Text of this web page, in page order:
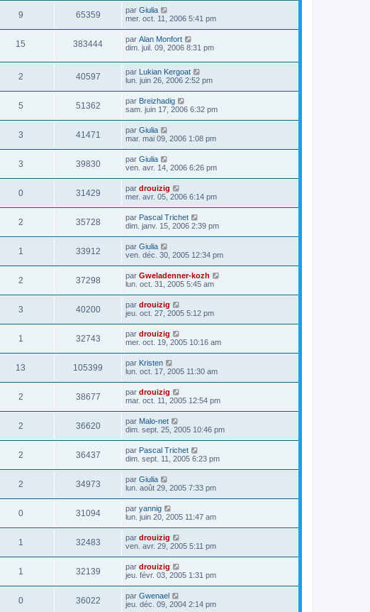
9 65359 par Giulia
mer. oct. 11, 2006 5:41 pm
15 383444 par Alan Monfort
dim. juil. 09, 2006 8:31 pm
2 40597 par Lukian Kergoat
lun. juin 26, 2006 2:52 pm
5 51362 par Breizhadig
sam. juin 17, 2006 6:32 pm
3 41471 par Giulia
mar. mai 09, 2006 1:08 pm
3 39830 par Giulia
ven. avr. 14, 2006 6:26 pm
0 31429 par drouizig
mer. avr. 05, 2006 6:14 pm
2 35728 par Pascal Trichet
dim. janv. 15, 2006 2:39 pm
1 33912 par Giulia
ven. déc. 30, 2005 12:34 pm
2 37298 par Gweladenner-kozh
lun. oct. 31, 2005 5:45 am
3 40200 par drouizig
jeu. oct. 27, 2005 5:12 pm
1 32743 par drouizig
mer. oct. 19, 2005 10:16 am
13 105399 par Kristen
lun. oct. 17, 2005 11:30 am
2 38677 par drouizig
mar. oct. 11, 2005 12:54 pm
2 36620 par Malo-net
dim. sept. 25, 2005 10:46 pm
2 36437 par Pascal Trichet
dim. sept. 11, 2005 6:23 pm
2 34973 par Giulia
lun. août 29, 2005 7:33 pm
0 31094 par yannig
lun. juin 20, 2005 11:47 am
1 32483 par drouizig
ven. avr. 29, 2005 5:11 pm
1 32139 par drouizig
jeu. févr. 03, 2005 1:31 pm
0 36022 par Gwenael
jeu. déc. 09, 2004 2:14 pm